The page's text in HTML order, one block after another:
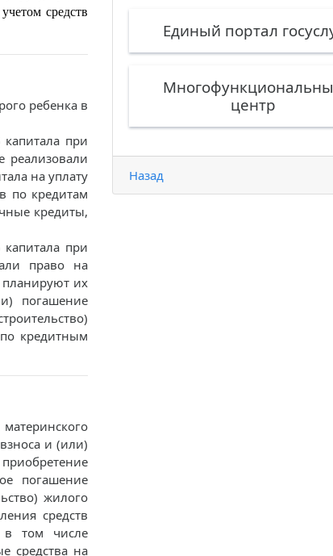
средств
ребенка в
при
на уплату
по кредитам
кредиты,
при
право на
планируют их
погашение
кредитным
и (или)
погашение
жилого
средств
в том числе
средства на
Единый портал
центр
Назад